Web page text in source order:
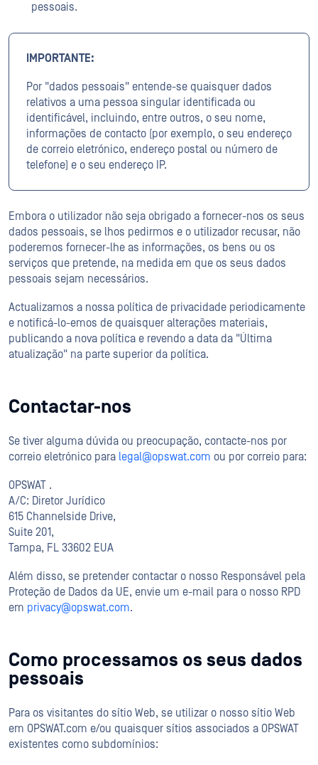
pessoais.
IMPORTANTE:
Por "dados pessoais" entende-se quaisquer dados
relativos a uma pessoa singular identificada ou
identificável, incluindo, entre outros, o seu nome,
informações de contacto (por exemplo, o seu endereço
de correio eletrónico, endereço postal ou número de
telefone) e o seu endereço IP.
Embora o utilizador não seja obrigado a fornecer-nos os seus
dados pessoais, se lhos pedirmos e o utilizador recusar, não
poderemos fornecer-lhe as informações, os bens ou os
serviços que pretende, na medida em que os seus dados
pessoais sejam necessários.
Actualizamos a nossa política de privacidade periodicamente
e notificá-lo-emos de quaisquer alterações materiais,
publicando a nova política e revendo a data da "Última
atualização" na parte superior da política.
Contactar-nos
Se tiver alguma dúvida ou preocupação, contacte-nos por
correio eletrónico para legal@opswat.com ou por correio para:
OPSWAT .
A/C: Diretor Jurídico
615 Channelside Drive,
Suite 201,
Tampa, FL 33602 EUA
Além disso, se pretender contactar o nosso Responsável pela
Proteção de Dados da UE, envie um e-mail para o nosso RPD
em privacy@opswat.com.
Como processamos os seus dados
pessoais
Para os visitantes do sítio Web, se utilizar o nosso sítio Web
em OPSWAT.com e/ou quaisquer sítios associados a OPSWAT
existentes como subdomínios: